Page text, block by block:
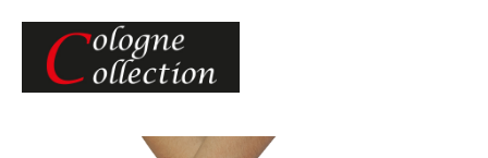
Bildergalerie überspringen